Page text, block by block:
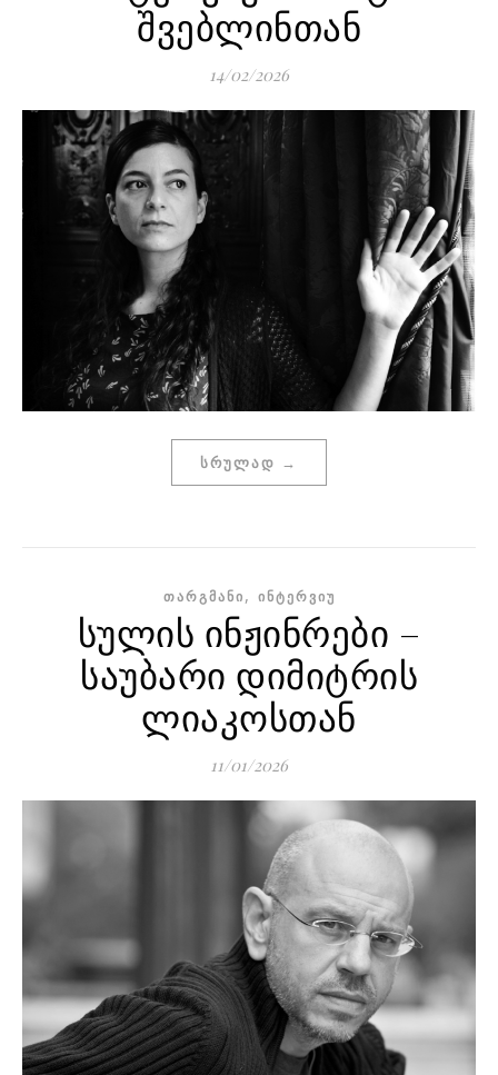
შვებლინთან
14/02/2026
ᲡᲠᲣᲚᲐᲓ →
ᲗᲐᲠᲒᲛᲐᲜᲘ, ᲘᲜᲢᲔᲠᲕᲘᲣ
სულის ინჟინრები –
საუბარი დიმიტრის
ლიაკოსთან
11/01/2026